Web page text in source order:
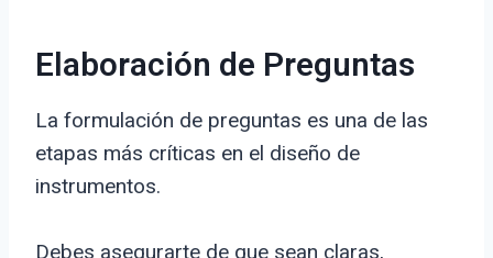
Elaboración de Preguntas
La formulación de preguntas es una de las
etapas más críticas en el diseño de
instrumentos.
Debes asegurarte de que sean claras,